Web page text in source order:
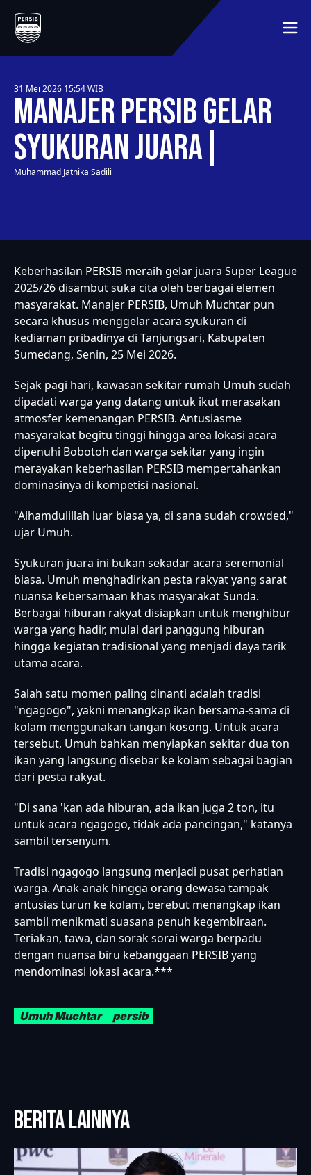
BERANDA
JADWAL
MEDIA
TENTANG KLUB
SEJARAH
PEMAIN
MITRA
LAINNYA
HUBUNGI KAMI
SYARAT DAN KETENTUAN
31 Mei 2026 15:54WIB
Manajer PERSIB Gelar
Syukuran Juara
Muhammad Jatnika Sadili
Keberhasilan PERSIB meraih gelar juara Super League
2025/26 disambut suka cita oleh berbagai elemen
masyarakat. Manajer PERSIB, Umuh Muchtar pun
secara khusus menggelar acara syukuran di
kediaman pribadinya di Tanjungsari, Kabupaten
Sumedang, Senin, 25 Mei 2026.
Sejak pagi hari, kawasan sekitar rumah Umuh sudah
dipadati warga yang datang untuk ikut merasakan
atmosfer kemenangan PERSIB. Antusiasme
masyarakat begitu tinggi hingga area lokasi acara
dipenuhi Bobotoh dan warga sekitar yang ingin
merayakan keberhasilan PERSIB mempertahankan
dominasinya di kompetisi nasional.
"Alhamdulillah luar biasa ya, di sana sudah crowded,"
ujar Umuh.
Syukuran juara ini bukan sekadar acara seremonial
biasa. Umuh menghadirkan pesta rakyat yang sarat
nuansa kebersamaan khas masyarakat Sunda.
Berbagai hiburan rakyat disiapkan untuk menghibur
warga yang hadir, mulai dari panggung hiburan
hingga kegiatan tradisional yang menjadi daya tarik
utama acara.
Salah satu momen paling dinanti adalah tradisi
"ngagogo", yakni menangkap ikan bersama-sama di
kolam menggunakan tangan kosong. Untuk acara
tersebut, Umuh bahkan menyiapkan sekitar dua ton
ikan yang langsung disebar ke kolam sebagai bagian
dari pesta rakyat.
"Di sana 'kan ada hiburan, ada ikan juga 2 ton, itu
untuk acara ngagogo, tidak ada pancingan," katanya
sambil tersenyum.
Tradisi ngagogo langsung menjadi pusat perhatian
warga. Anak-anak hingga orang dewasa tampak
antusias turun ke kolam, berebut menangkap ikan
sambil menikmati suasana penuh kegembiraan.
Teriakan, tawa, dan sorak sorai warga berpadu
dengan nuansa biru kebanggaan PERSIB yang
mendominasi lokasi acara.***
Umuh Muchtar persib
BERITA LAINNYA